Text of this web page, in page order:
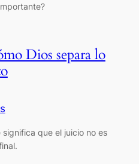
Dios separa lo
que el juicio no es